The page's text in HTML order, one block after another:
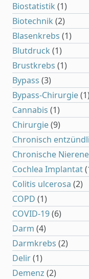
Biostatistik (1)
Biotechnik (2)
Blasenkrebs (1)
Blutdruck (1)
Brustkrebs (1)
Bypass (3)
Bypass-Chirurgie
Cannabis (1)
Chirurgie(9)
Chronisch
Chronische
Cochlea Implantat
Colitis ulcerosa (2)
COPD (1)
COVID-19(6)
Darm (4)
Darmkrebs (2)
Delir(1)
Demenz (2)